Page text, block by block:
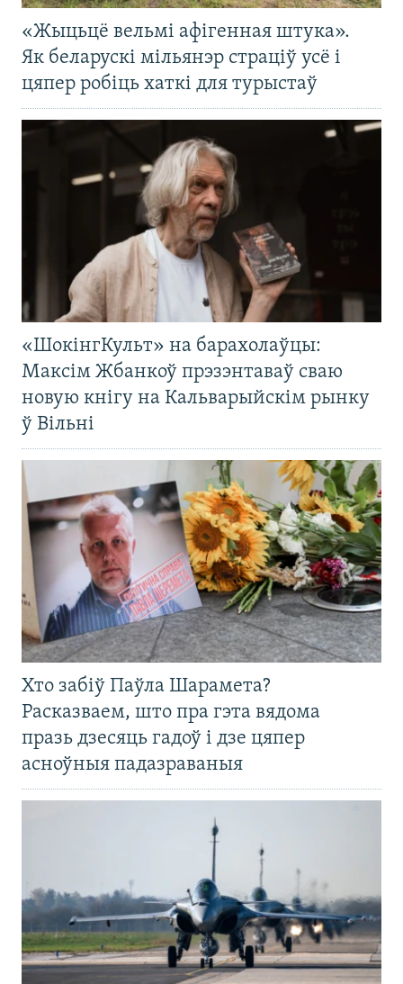
«Жыцьцё вельмі афігенная штука».
Як беларускі мільянэр страціў усё і
цяпер робіць хаткі для турыстаў
«ШокінгКульт» на барахолаўцы:
Максім Жбанкоў прэзэнтаваў сваю
новую кнігу на Кальварыйскім рынку
ў Вільні
Хто забіў Паўла Шарамета?
Расказваем, што пра гэта вядома
празь дзесяць гадоў і дзе цяпер
асноўныя падазраваныя